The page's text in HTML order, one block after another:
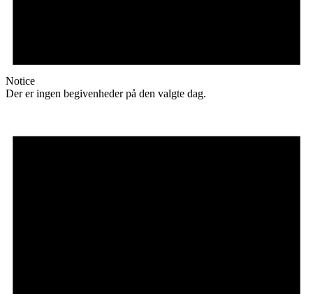
Notice
Der er ingen begivenheder på den valgte dag.